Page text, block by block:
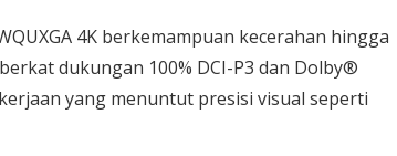
4K berkemampuan kecerahan hingga
dukungan 100% DCI-P3 dan Dolby®
yang menuntut presisi visual seperti